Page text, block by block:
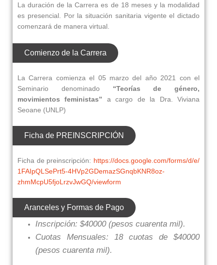
La duración de la Carrera es de 18 meses y la modalidad
es presencial. Por la situación sanitaria vigente el dictado
comenzará de manera virtual.
Comienzo de la Carrera
La Carrera comienza el 05 marzo del año 2021 con el
Seminario denominado “Teorías de género,
movimientos feministas” a cargo de la Dra. Viviana
Seoane (UNLP)
Ficha de PREINSCRIPCIÓN
Ficha de preinscripción: https://docs. google.com/forms/d/e/
1FAIpQLSePrt5-4HVp2GDemazSGnqbKNR8oz-
zhmMcpU5fjoLrzvJwGQ/viewform
Aranceles y Formas de Pago
Inscripción: $40000 (pesos cuarenta mil).
Cuotas Mensuales: 18 cuotas de $40000
(pesos cuarenta mil).